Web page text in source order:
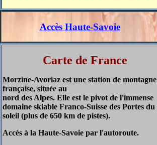
Accès Haute-Savoie
Carte de France
Morzine-Avoriaz est une station de montagne
française, située au
nord des Alpes. Elle est le pivot de l'immense
domaine skiable Franco-Suisse des Portes du
soleil (plus de 650 km de pistes).
Accès à la Haute-Savoie par l'autoroute.